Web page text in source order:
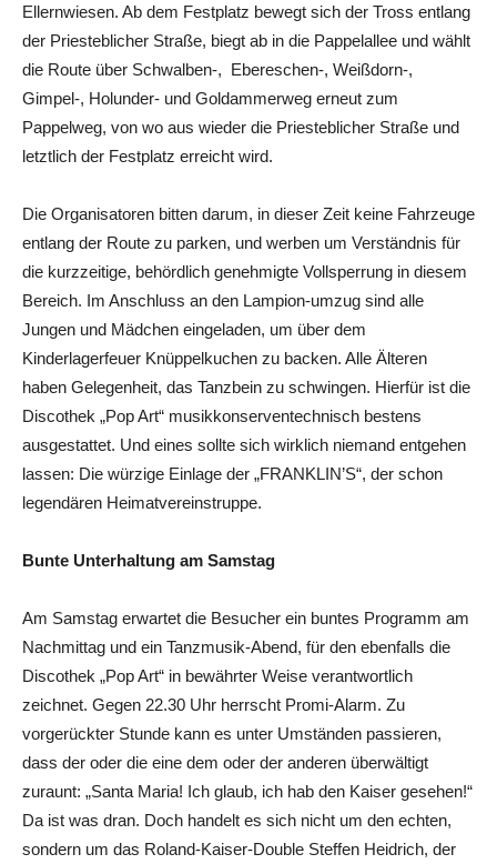
Ellernwiesen. Ab dem Festplatz bewegt sich der Tross entlang
der Priesteblicher Straße, biegt ab in die Pappelallee und wählt
die Route über Schwalben-, Ebereschen-, Weißdorn-,
Gimpel-, Holunder- und Goldammerweg erneut zum
Pappelweg, von wo aus wieder die Priesteblicher Straße und
letztlich der Festplatz erreicht wird.
Die Organisatoren bitten darum, in dieser Zeit keine Fahrzeuge
entlang der Route zu parken, und werben um Verständnis für
die kurzzeitige, behördlich genehmigte Vollsperrung in diesem
Bereich. Im Anschluss an den Lampion-umzug sind alle
Jungen und Mädchen eingeladen, um über dem
Kinderlagerfeuer Knüppelkuchen zu backen. Alle Älteren
haben Gelegenheit, das Tanzbein zu schwingen. Hierfür ist die
Discothek „Pop Art“ musikkonserventechnisch bestens
ausgestattet. Und eines sollte sich wirklich niemand entgehen
lassen: Die würzige Einlage der „FRANKLIN’S“, der schon
legendären Heimatvereinstruppe.
Bunte Unterhaltung am Samstag
Am Samstag erwartet die Besucher ein buntes Programm am
Nachmittag und ein Tanzmusik-Abend, für den ebenfalls die
Discothek „Pop Art“ in bewährter Weise verantwortlich
zeichnet. Gegen 22.30 Uhr herrscht Promi-Alarm. Zu
vorgerückter Stunde kann es unter Umständen passieren,
dass der oder die eine dem oder der anderen überwältigt
zuraunt: „Santa Maria! Ich glaub, ich hab den Kaiser gesehen!“
Da ist was dran. Doch handelt es sich nicht um den echten,
sondern um das Roland-Kaiser-Double Steffen Heidrich, der